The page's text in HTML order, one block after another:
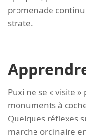
promenade
strate.
Puxi ne se « visite
monuments à
Quelques réflexes
marche ordinaire